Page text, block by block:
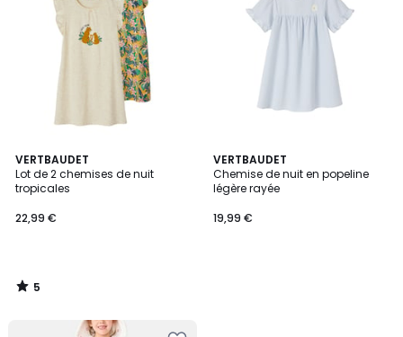
VERTBAUDET
Lot de 2 chemises de nuit
tropicales
22,99 €
5
/
5
5
/
VERTBAUDET
Chemise de nuit en popeline
légère rayée
19,99 €